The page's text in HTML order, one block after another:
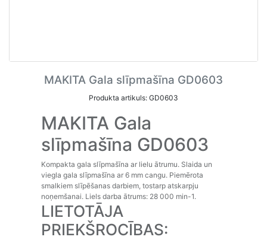
MAKITA Gala slīpmašīna GD0603
Produkta artikuls: GD0603
MAKITA Gala
slīpmašīna GD0603
Kompakta gala slīpmašīna ar lielu ātrumu. Slaida un
viegla gala slīpmašīna ar 6 mm cangu. Piemērota
smalkiem slīpēšanas darbiem, tostarp atskarpju
noņemšanai. Liels darba ātrums: 28 000 min-1.
LIETOTĀJA
PRIEKŠROCĪBAS: